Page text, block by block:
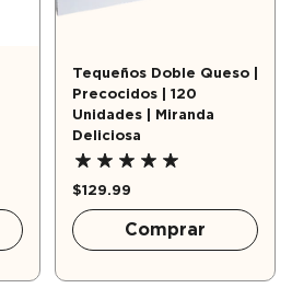
Tequeños Doble Queso |
Precocidos | 120
Unidades | Miranda
Deliciosa
$129.99
Comprar